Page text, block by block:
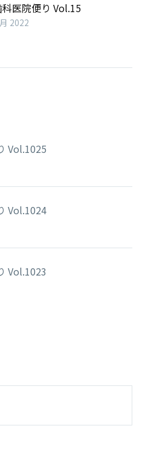
科医院便り Vol.15
2022
Vol.1025
Vol.1024
Vol.1023